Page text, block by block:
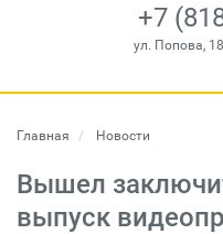
+7
ул. Попова,
Главная Новости
Вышел
выпуск